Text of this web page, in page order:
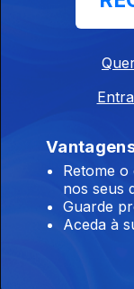
Um grande
1986 –
Os efeitos da
1986 –
Retome
nos seus
Guarde
Aceda à